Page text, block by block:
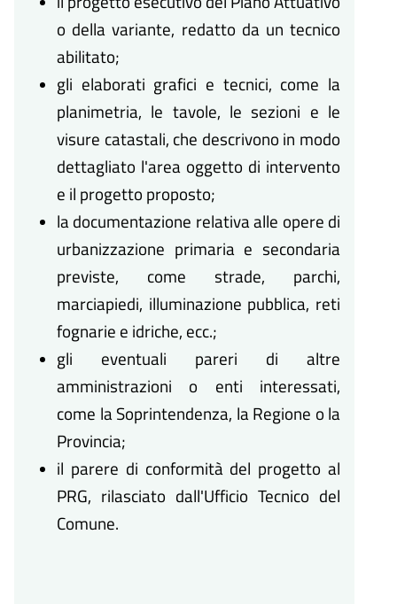
o della variante, redatto da un tecnico
abilitato;
gli elaborati grafici e tecnici, come la
planimetria, le tavole, le sezioni e le
visure catastali, che descrivono in modo
dettagliato l'area oggetto di intervento
e il progetto proposto;
la documentazione relativa alle opere di
urbanizzazione primaria e secondaria
previste, come strade, parchi,
marciapiedi, illuminazione pubblica, reti
fognarie e idriche, ecc.;
gli eventuali pareri di altre
amministrazioni o enti interessati,
come la Soprintendenza, la Regione o la
Provincia;
il parere di conformità del progetto al
PRG, rilasciato dall'Ufficio Tecnico del
Comune.